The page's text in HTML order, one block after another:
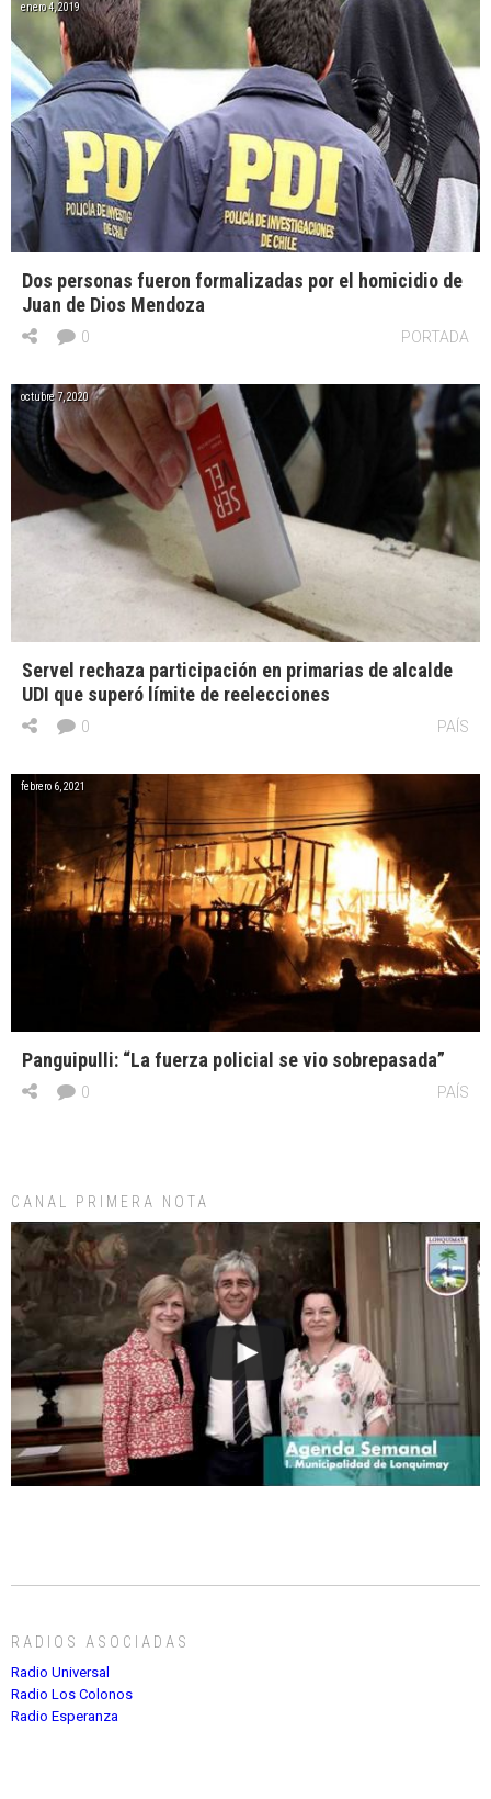
enero 4, 2019
Dos personas fueron formalizadas por el homicidio de
Juan de Dios Mendoza
PORTADA
0
octubre 7, 2020
Servel rechaza participación en primarias de alcalde
UDI que superó límite de reelecciones
PAÍS
0
febrero 6, 2021
Panguipulli: “La fuerza policial se vio sobrepasada”
PAÍS
0
CANAL PRIMERA NOTA
RADIOS ASOCIADAS
Radio Universal
Radio Los Colonos
Radio Esperanza